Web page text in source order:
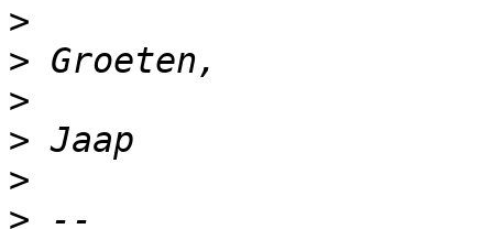
>
>
>
>
>
>